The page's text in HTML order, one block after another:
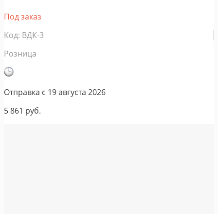
Под заказ
Код: ВДК-3
Розница
Отправка с 19 августа 2026
5 861 руб.